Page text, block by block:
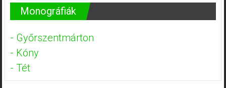
Monográfiák
- Győrszentmárton
- Kóny
- Tét